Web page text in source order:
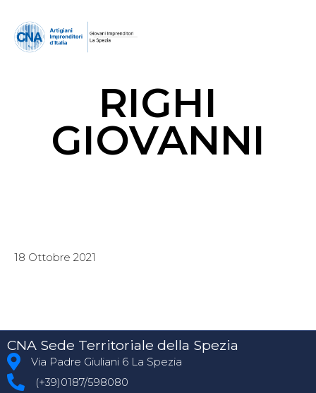
RIGHI
GIOVANNI
18 Ottobre 2021
CNA Sede Territoriale della Spezia
Via Padre Giuliani 6 La Spezia
(+39)0187/598080